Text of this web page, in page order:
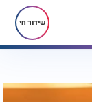
שידור חי